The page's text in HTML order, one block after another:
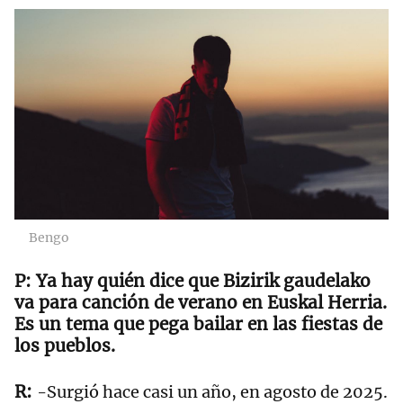
Bengo
Ya hay quién dice que Bizirik gaudelako
va para canción de verano en Euskal Herria.
Es un tema que pega bailar en las fiestas de
los pueblos.
-Surgió hace casi un año, en agosto de 2025.